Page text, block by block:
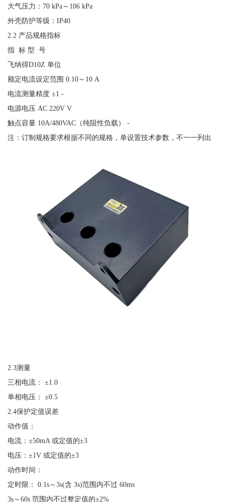
大气压力： 70 kPa～106 kPa
外壳防护等级： IP40
2.2 产品规格指标
指标 型 号
飞纳得D10Z 单位
额定电流设定范围 0.10～10 A
电流测量精度 ±1 -
电源电压 AC 220V V
触点容量 10A/480VAC（纯阻性负载） -
注：订制规格要求根据不同的规格，单设置技术参数，不一一列出
2.3测量
三相电流：
±1.0
单相电压：
±0.5
2.4保护定值误差
动作值：
电流： ±50mA 或定值的±3
电压： ±1V 或定值的±3
动作时间：
定时限：
0.1s～3s(含 3s)范围内不过 60ms
3s～60s 范围内不过整定值的±2%